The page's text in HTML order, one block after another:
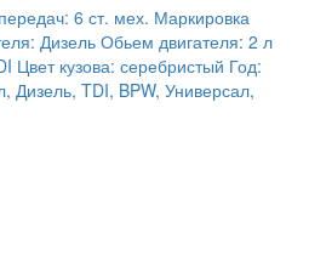
6 ст. мех. Маркировка
Дизель Обьем двигателя: 2 л
Цвет кузова: серебристый Год:
TDI, BPW, Универсал,